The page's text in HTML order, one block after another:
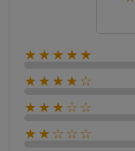
★★★★★
★★★★☆
★★★☆☆
★★☆☆☆